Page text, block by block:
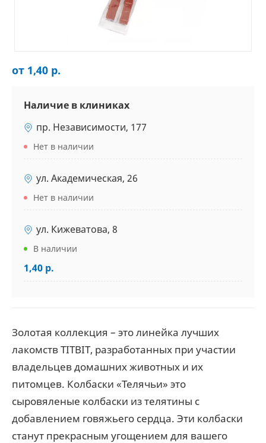
от 1,40 р.
Наличие в клиниках
пр. Независимости, 177
Нет в наличии
ул. Академическая, 26
Нет в наличии
ул. Кижеватова, 8
В наличии
1,40 р.
Золотая коллекция – это линейка лучших
лакомств TITBIT, разработанных при участии
владельцев домашних животных и их
питомцев. Колбаски «Телячьи» это
сыровяленые колбаски из телятины с
добавлением говяжьего сердца. Эти колбаски
станут прекрасным угощением для вашего